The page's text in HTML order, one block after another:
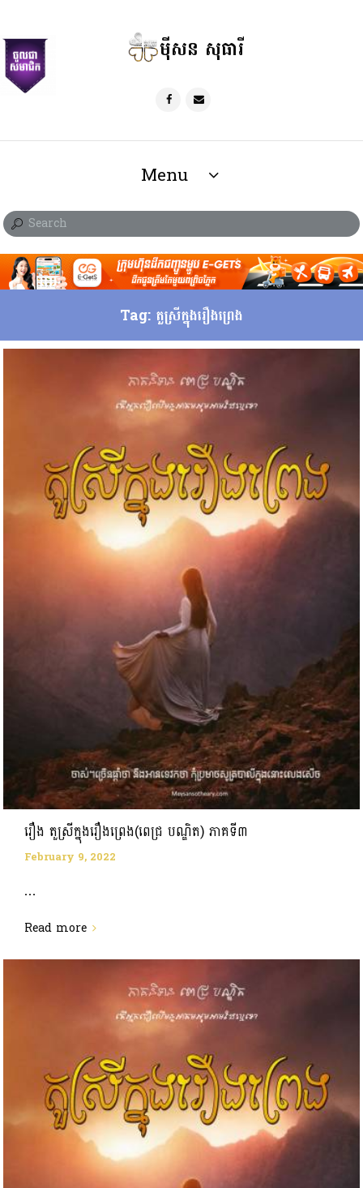
ម៉ីសន សុធារី
Menu
Tag: តួស្រីក្នុងរឿងព្រេង
រឿង តួស្រីក្នុងរឿងព្រេង​(ពេជ្រ​ បណ្ឌិត) ភាគទី៣
February 9, 2022
...
Read more